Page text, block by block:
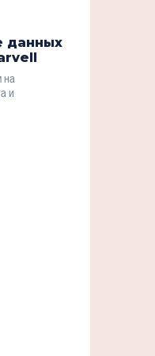
данных
на
и